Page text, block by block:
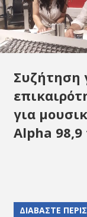
Συζήτηση
για
Alpha
ΔΙΑΒΑΣΤΕ